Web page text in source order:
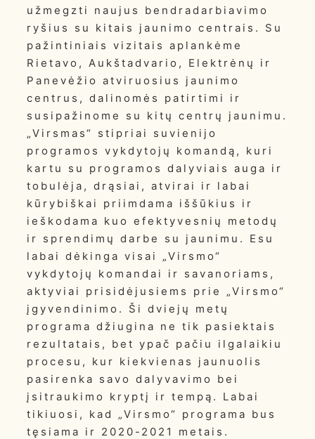
užmegzti naujus bendradarbiavimo
ryšius su kitais jaunimo centrais. Su
pažintiniais vizitais aplankėme
Rietavo, Aukštadvario, Elektrėnų ir
Panevėžio atviruosius jaunimo
centrus, dalinomės patirtimi ir
susipažinome su kitų centrų jaunimu.
„Virsmas“ stipriai suvienijo
programos vykdytojų komandą, kuri
kartu su programos dalyviais auga ir
tobulėja, drąsiai, atvirai ir labai
kūrybiškai priimdama iššūkius ir
ieškodama kuo efektyvesnių metodų
ir sprendimų darbe su jaunimu. Esu
labai dėkinga visai „Virsmo“
vykdytojų komandai ir savanoriams,
aktyviai prisidėjusiems prie „Virsmo“
įgyvendinimo. Ši dviejų metų
programa džiugina ne tik pasiektais
rezultatais, bet ypač pačiu ilgalaikiu
procesu, kur kiekvienas jaunuolis
pasirenka savo dalyvavimo bei
įsitraukimo kryptį ir tempą. Labai
tikiuosi, kad „Virsmo“ programa bus
tęsiama ir 2020-2021 metais.